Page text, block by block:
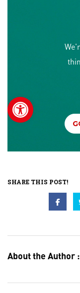
SHARE THIS POST!
About the Author :